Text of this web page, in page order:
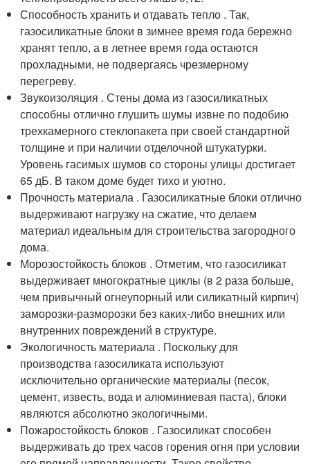
Способность хранить и отдавать тепло . Так,
газосиликатные блоки в зимнее время года бережно
хранят тепло, а в летнее время года остаются
прохладными, не подвергаясь чрезмерному
перегреву.
Звукоизоляция . Стены дома из газосиликатных
способны отлично глушить шумы извне по подобию
трехкамерного стеклопакета при своей стандартной
толщине и при наличии отделочной штукатурки.
Уровень гасимых шумов со стороны улицы достигает
65 дБ. В таком доме будет тихо и уютно.
Прочность материала . Газосиликатные блоки отлично
выдерживают нагрузку на сжатие, что делаем
материал идеальным для строительства загородного
дома.
Морозостойкость блоков . Отметим, что газосиликат
выдерживает многократные циклы (в 2 раза больше,
чем привычный огнеупорный или силикатный кирпич)
заморозки-разморозки без каких-либо внешних или
внутренних повреждений в структуре.
Экологичность материала . Поскольку для
производства газосиликата используют
исключительно органические материалы (песок,
цемент, известь, вода и алюминиевая паста), блоки
являются абсолютно экологичными.
Пожаростойкость блоков . Газосиликат способен
выдерживать до трех часов горения огня при условии